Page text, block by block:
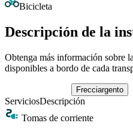
Bicicleta
Descripción de la
Obtenga más información sobre
disponibles a bordo de cada
Frecciargento
ServiciosDescripción
Tomas de corriente